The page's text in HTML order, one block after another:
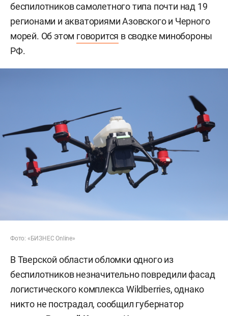
беспилотников самолетного типа почти над 19
регионами и акваториями Азовского и Черного
морей. Об этом говорится в сводке минобороны
РФ.
Фото: «БИЗНЕС Online»
В Тверской области обломки одного из
беспилотников незначительно повредили фасад
логистического комплекса Wildberries, однако
никто не пострадал, сообщил губернатор